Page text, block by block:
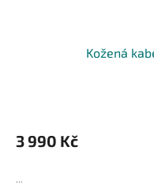
Kožená
3 990 Kč
...